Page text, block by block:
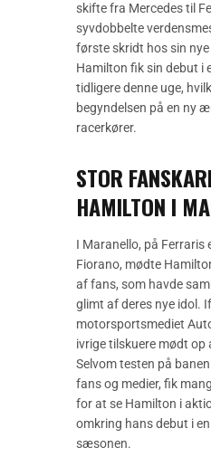
skifte fra Mercedes til
syvdobbelte
første skridt hos sin
Hamilton fik sin debut i
tidligere denne uge,
begyndelsen på en ny
racerkører.
STOR
HAMILTON I
I Maranello, på Ferraris
Fiorano, mødte
af fans, som havde
glimt af deres nye idol.
motorsportsmediet
ivrige tilskuere mødt op
Selvom testen på
fans og medier, fik
for at se Hamilton i
omkring hans debut i
sæsonen.